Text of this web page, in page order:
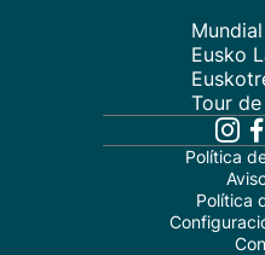
Eusko
Tour
Política
Política